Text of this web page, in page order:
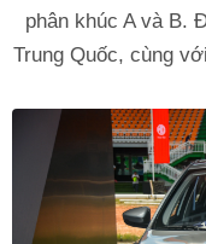
phân khúc A và B.
Trung Quốc, cùng